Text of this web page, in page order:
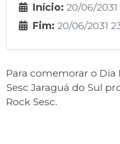
Início: 20/06/2031
Fim: 20/06/2031
Para comemorar o
Sesc Jaraguá do Sul
Rock Sesc.